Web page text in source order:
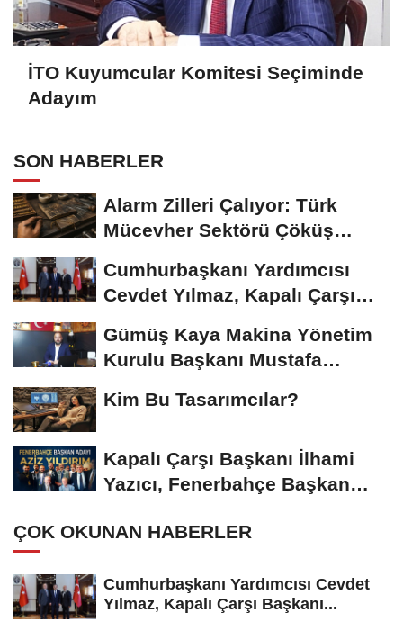
İTO Kuyumcular Komitesi Seçiminde
Adayım
SON HABERLER
Alarm Zilleri Çalıyor: Türk
Mücevher Sektörü Çöküş
Cumhurbaşkanı Yardımcısı
Cevdet Yılmaz, Kapalı Çarşı
Gümüş Kaya Makina Yönetim
Kurulu Başkanı Mustafa
Kim Bu Tasarımcılar?
Kapalı Çarşı Başkanı İlhami
Yazıcı, Fenerbahçe Başkan
ÇOK OKUNAN HABERLER
Cumhurbaşkanı Yardımcısı Cevdet
Yılmaz, Kapalı Çarşı Başkanı...